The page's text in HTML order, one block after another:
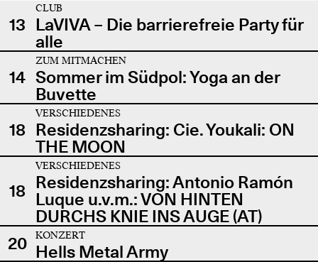
13
CLUB
LaVIVA – Die barrierefreie Party für
alle
14
ZUM MITMACHEN
Sommer im Südpol: Yoga an der
Buvette
18
VERSCHIEDENES
Residenzsharing: Cie. Youkali: ON
THE MOON
18
VERSCHIEDENES
Residenzsharing: Antonio Ramón
Luque u.v.m.: VON HINTEN
DURCHS KNIE INS AUGE (AT)
20
KONZERT
Hells Metal Army